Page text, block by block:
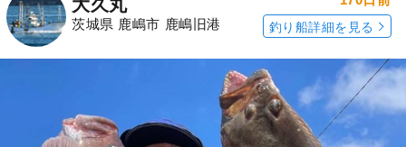
大久丸
茨城県 鹿嶋市 鹿嶋旧港 釣り船詳細を見る